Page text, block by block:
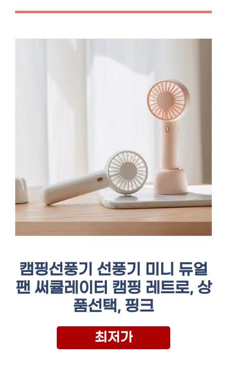
캠핑선풍기 선풍기 미니 듀얼
팬 써큘레이터 캠핑 레트로, 상
품선택, 핑크
최저가